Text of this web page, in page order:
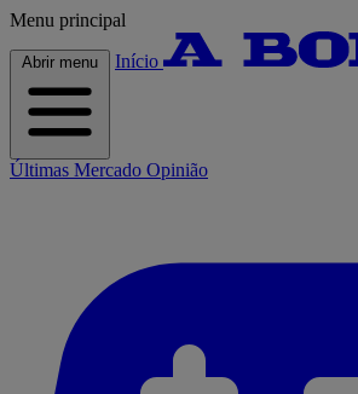
Menu principal
Abrir menu Início
Últimas Mercado Opinião